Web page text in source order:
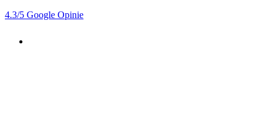
4.3/5 Google Opinie